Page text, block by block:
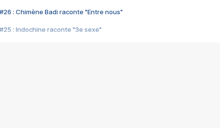
#26 : Chimène Badi raconte "Entre nous"
#25 : Indochine raconte "3e sexe"